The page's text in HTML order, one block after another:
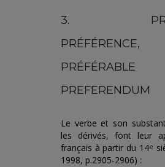
3.
PRÉFÉRENCE,
PREFERENDUM
Le verbe et son
les dérivés, font leur
français à partir du 14e
1998, p.2905-2906) :